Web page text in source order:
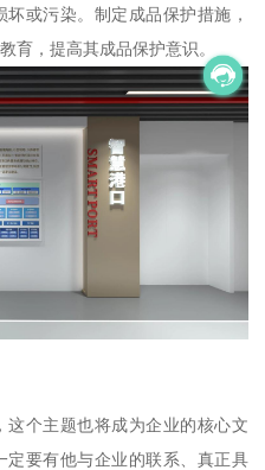
或污染。制定成品保护措施，
育，提高其成品保护意识。
这个主题也将成为企业的核心文
要有他与企业的联系、真正具